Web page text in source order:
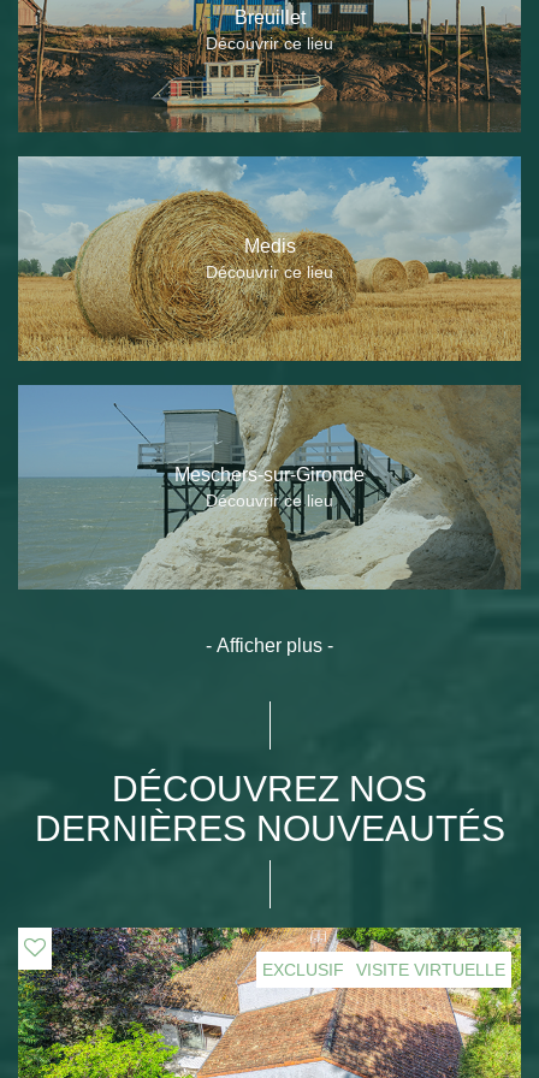
Breuillet
Découvrir ce lieu
Medis
Découvrir ce lieu
Meschers-sur-Gironde
Découvrir ce lieu
Royan
Saint-Georges-de-Didonne
Découvrir ce lieu
Afficher plus
DÉCOUVREZ NOS
DERNIÈRES NOUVEAUTÉS
EXCLUSIF VISITE VIRTUELLE